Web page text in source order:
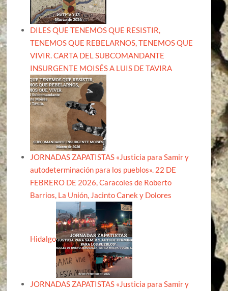
DILES QUE TENEMOS QUE RESISTIR,
TENEMOS QUE REBELARNOS, TENEMOS QUE
VIVIR. CARTA DEL SUBCOMANDANTE
INSURGENTE MOISÉS A LUIS DE TAVIRA
JORNADAS ZAPATISTAS «Justicia para Samir y
autodeterminación para los pueblos». 22 DE
FEBRERO DE 2026, Caracoles de Roberto
Barrios, La Unión, Jacinto Canek y Dolores
Hidalgo
JORNADAS ZAPATISTAS «Justicia para Samir y